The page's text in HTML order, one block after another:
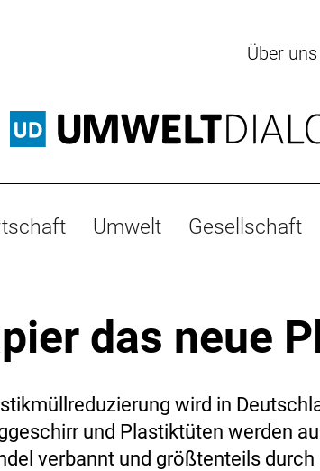
Über uns
Umwelt Gesellschaft
das neue
wird in
und Plastiktüten werden
verbannt und größtenteils durch